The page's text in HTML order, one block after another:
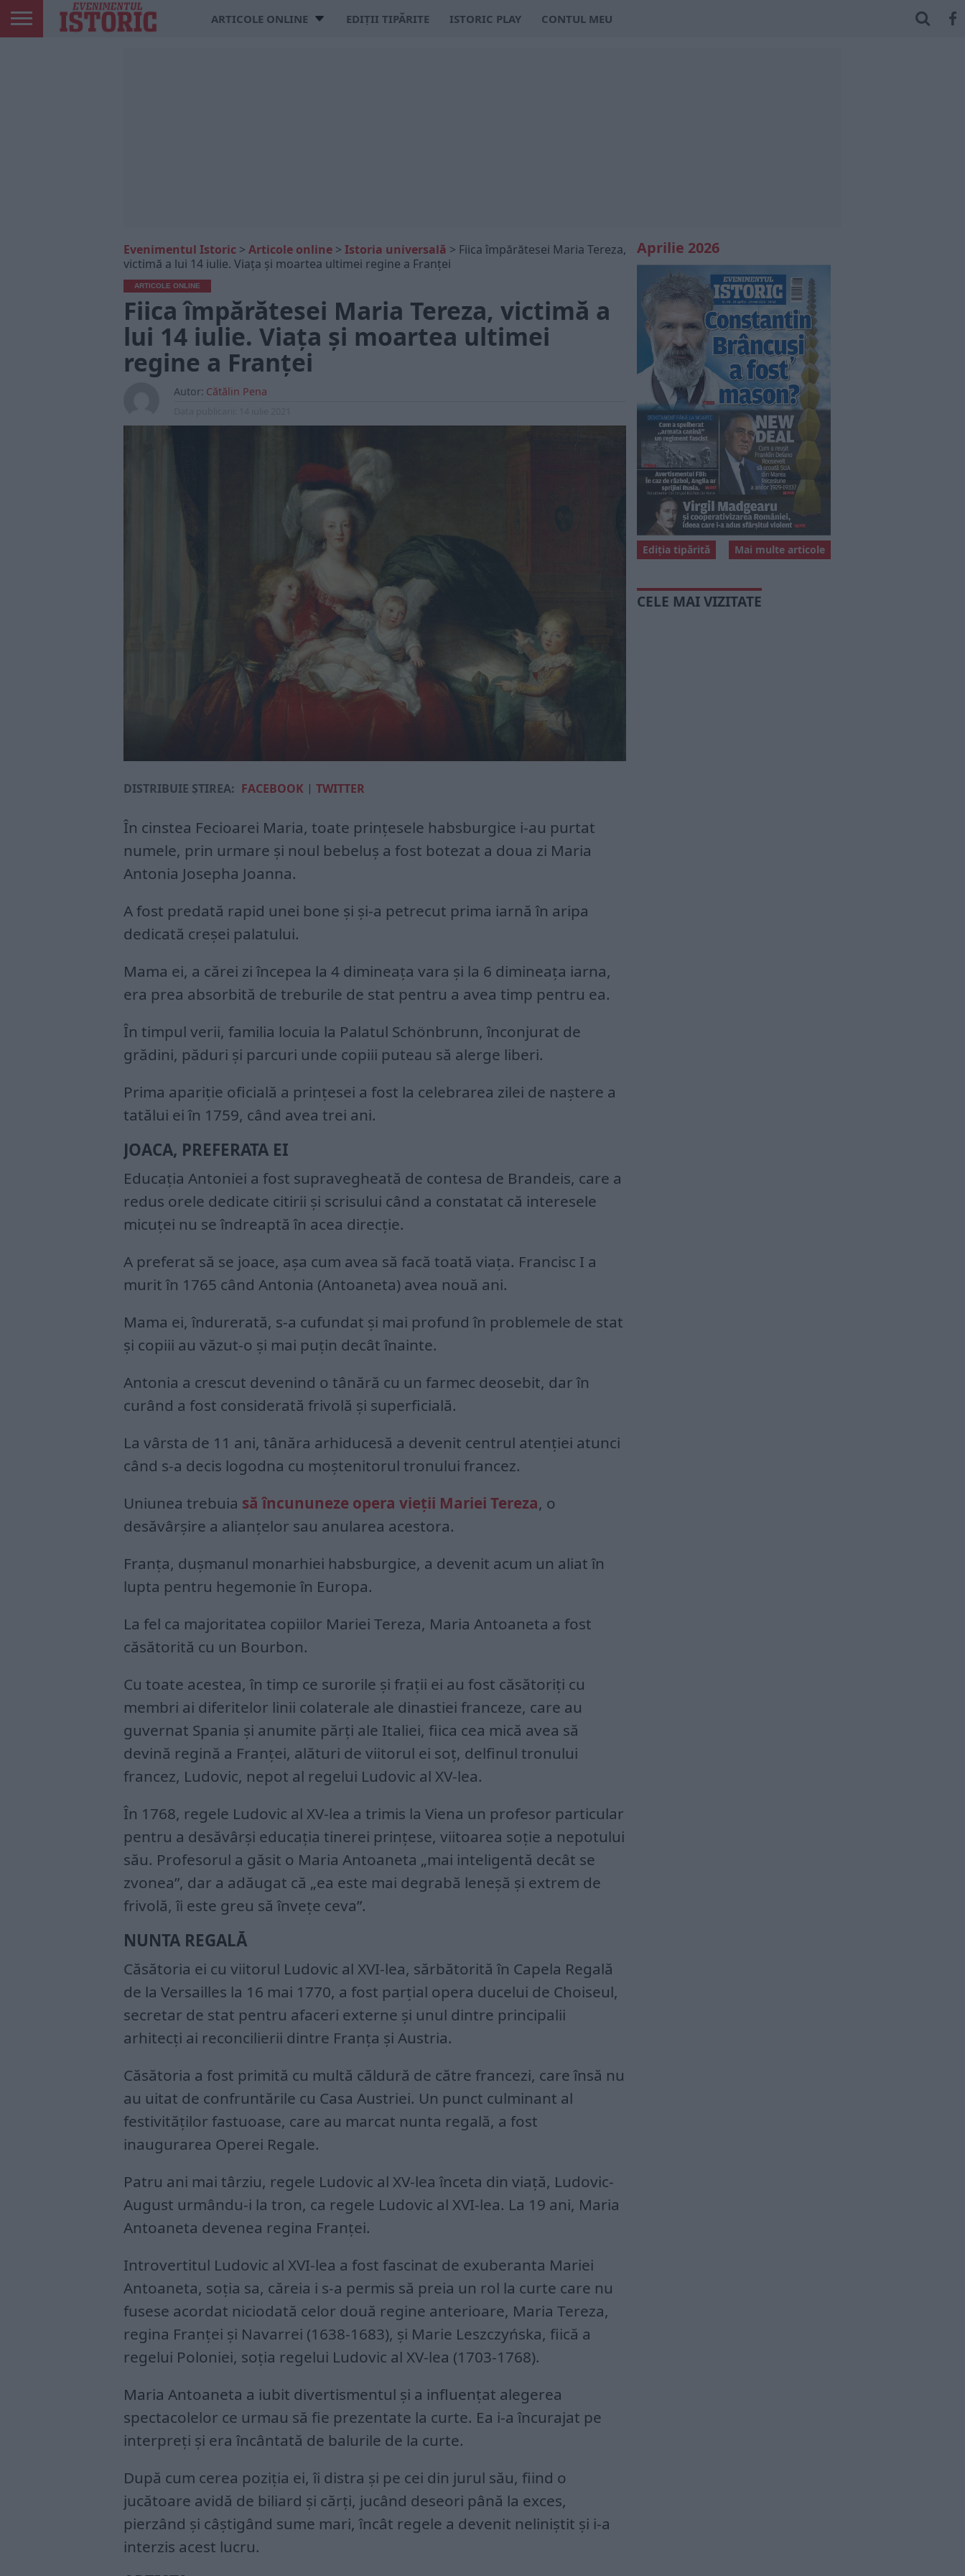
ARTICOLE ONLINE EDIȚII TIPĂRITE ISTORIC PLAY CONTUL MEU
Evenimentul Istoric > Articole online > Istoria universală > Fiica împărătesei Maria Tereza,
victimă a lui 14 iulie. Viața și moartea ultimei regine a Franței
ARTICOLE ONLINE
Fiica împărătesei Maria Tereza, victimă a
lui 14 iulie. Viața și moartea ultimei
regine a Franței
Autor: Cătălin Pena
DISTRIBUIE ȘTIREA: FACEBOOK | TWITTER
În cinstea Fecioarei Maria, toate prinţesele habsburgice i-au purtat
numele, prin urmare şi noul bebeluş a fost botezat a doua zi Maria
Antonia Josepha Joanna.
A fost predată rapid unei bone şi şi-a petrecut prima iarnă în aripa
dedicată creşei palatului.
Mama ei, a cărei zi începea la 4 dimineaţa vara şi la 6 dimineaţa iarna,
era prea absorbită de treburile de stat pentru a avea timp pentru ea.
În timpul verii, familia locuia la Palatul Schönbrunn, înconjurat de
grădini, păduri şi parcuri unde copiii puteau să alerge liberi.
Prima apariţie oficială a prinţesei a fost la celebrarea zilei de naştere a
tatălui ei în 1759, când avea trei ani.
JOACA, PREFERATA EI
Educaţia Antoniei a fost supravegheată de contesa de Brandeis, care a
redus orele dedicate citirii şi scrisului când a constatat că interesele
micuţei nu se îndreaptă în acea direcţie.
A preferat să se joace, aşa cum avea să facă toată viaţa. Francisc I a
murit în 1765 când Antonia (Antoaneta) avea nouă ani.
Mama ei, îndurerată, s-a cufundat şi mai profund în problemele de stat
şi copiii au văzut-o şi mai puţin decât înainte.
Antonia a crescut devenind o tânără cu un farmec deosebit, dar în
curând a fost considerată frivolă şi superficială.
La vârsta de 11 ani, tânăra arhiducesă a devenit centrul atenţiei atunci
când s-a decis logodna cu moştenitorul tronului francez.
Uniunea trebuia să încununeze opera vieţii Mariei Tereza, o
desăvârşire a alianţelor sau anularea acestora.
Franţa, duşmanul monarhiei habsburgice, a devenit acum un aliat în
lupta pentru hegemonie în Europa.
La fel ca majoritatea copiilor Mariei Tereza, Maria Antoaneta a fost
căsătorită cu un Bourbon.
Cu toate acestea, în timp ce surorile şi fraţii ei au fost căsătoriţi cu
membri ai diferitelor linii colaterale ale dinastiei franceze, care au
guvernat Spania şi anumite părţi ale Italiei, fiica cea mică avea să
devină regină a Franţei, alături de viitorul ei soţ, delfinul tronului
francez, Ludovic, nepot al regelui Ludovic al XV-lea.
În 1768, regele Ludovic al XV-lea a trimis la Viena un profesor particular
pentru a desăvârşi educaţia tinerei prinţese, viitoarea soţie a nepotului
său. Profesorul a găsit o Maria Antoaneta „mai inteligentă decât se
zvonea”, dar a adăugat că „ea este mai degrabă leneşă şi extrem de
frivolă, îi este greu să înveţe ceva”.
NUNTA REGALĂ
Căsătoria ei cu viitorul Ludovic al XVI-lea, sărbătorită în Capela Regală
de la Versailles la 16 mai 1770, a fost parţial opera ducelui de Choiseul,
secretar de stat pentru afaceri externe şi unul dintre principalii
arhitecţi ai reconcilierii dintre Franţa şi Austria.
Căsătoria a fost primită cu multă căldură de către francezi, care însă nu
au uitat de confruntările cu Casa Austriei. Un punct culminant al
festivităţilor fastuoase, care au marcat nunta regală, a fost
inaugurarea Operei Regale.
Patru ani mai târziu, regele Ludovic al XV-lea înceta din viaţă, Ludovic-
August urmându-i la tron, ca regele Ludovic al XVI-lea. La 19 ani, Maria
Antoaneta devenea regina Franţei.
Introvertitul Ludovic al XVI-lea a fost fascinat de exuberanta Mariei
Antoaneta, soţia sa, căreia i s-a permis să preia un rol la curte care nu
fusese acordat niciodată celor două regine anterioare, Maria Tereza,
regina Franţei şi Navarrei (1638-1683), şi Marie Leszczyńska, fiică a
regelui Poloniei, soţia regelui Ludovic al XV-lea (1703-1768).
Maria Antoaneta a iubit divertismentul şi a influenţat alegerea
spectacolelor ce urmau să fie prezentate la curte. Ea i-a încurajat pe
interpreţi şi era încântată de balurile de la curte.
După cum cerea poziţia ei, îi distra şi pe cei din jurul său, fiind o
jucătoare avidă de biliard şi cărţi, jucând deseori până la exces,
pierzând şi câştigând sume mari, încât regele a devenit neliniştit şi i-a
interzis acest lucru.
Aprilie 2026
Mai multe articole
Ediția tipărită
CELE MAI VIZITATE